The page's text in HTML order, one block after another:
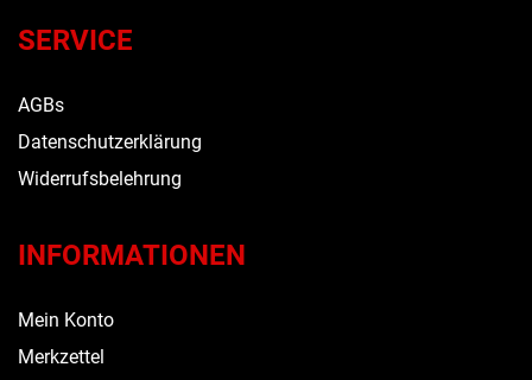
SERVICE
AGBs
Datenschutzerklärung
Widerrufsbelehrung
INFORMATIONEN
Mein Konto
Merkzettel